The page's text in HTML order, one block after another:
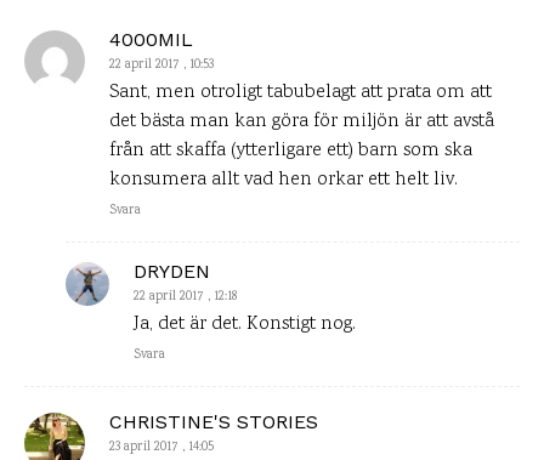
4000MIL
22 april 2017 , 10:53
Sant, men otroligt tabubelagt att prata om att
det bästa man kan göra för miljön är att avstå
från att skaffa (ytterligare ett) barn som ska
konsumera allt vad hen orkar ett helt liv.
Svara
DRYDEN
22 april 2017 , 12:18
Ja, det är det. Konstigt nog.
Svara
CHRISTINE'S STORIES
23 april 2017 , 14:05